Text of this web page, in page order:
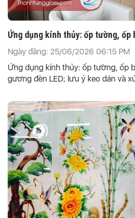
Ứng dụng kính thủy: ốp tường,
Ngày đăng: 25/06/2026 06:15 PM
Ứng dụng kính thủy: ốp tường, ốp
gương đèn LED; lưu ý keo dán và